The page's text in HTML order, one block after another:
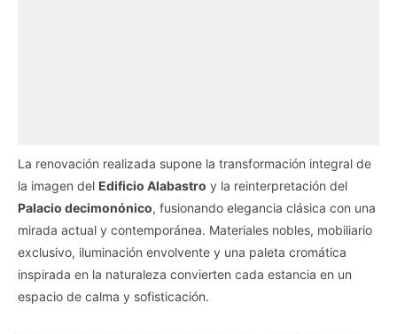
La renovación realizada supone la transformación integral de
la imagen del Edificio Alabastro y la reinterpretación del
Palacio decimonónico, fusionando elegancia clásica con una
mirada actual y contemporánea. Materiales nobles, mobiliario
exclusivo, iluminación envolvente y una paleta cromática
inspirada en la naturaleza convierten cada estancia en un
espacio de calma y sofisticación.